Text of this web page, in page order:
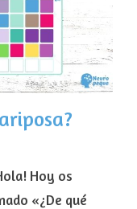
Hoy os
«¿De qué